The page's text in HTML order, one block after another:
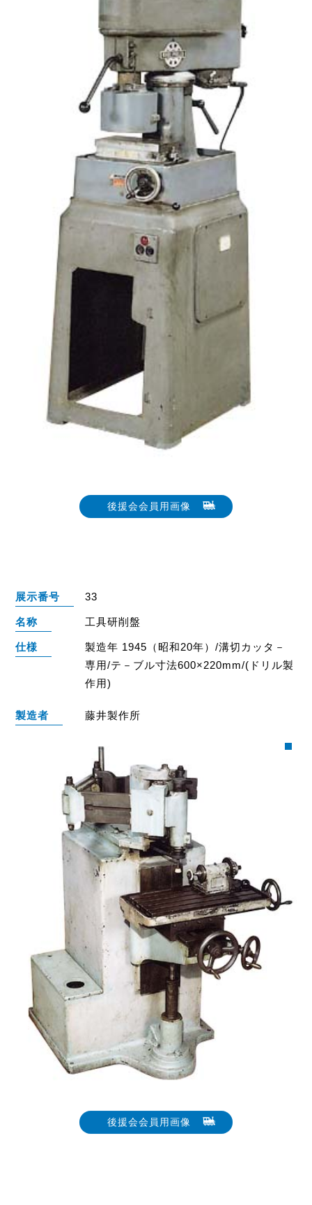
後援会会員用画像
展示番号 33
名称 工具研削盤
仕様
製造年 1945（昭和20年）/溝切カッタ－
専用/テ－ブル寸法600×220mm/(ドリル製
作用)
製造者 藤井製作所
後援会会員用画像